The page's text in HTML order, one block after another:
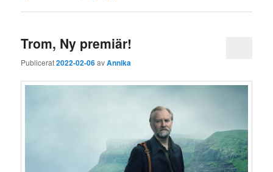
Trom, Ny premiär!
Publicerat2022-02-06avAnnika